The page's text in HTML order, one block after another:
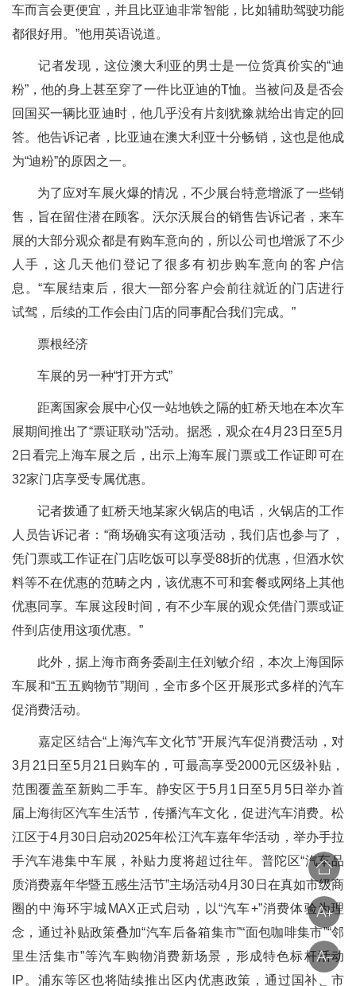
车而言会更便宜，并且比亚迪非常智能，比如辅助驾驶功能
都很好用。”他用英语说道。
记者发现，这位澳大利亚的男士是一位货真价实的“迪
粉”，他的身上甚至穿了一件比亚迪的T恤。当被问及是否会
回国买一辆比亚迪时，他几乎没有片刻犹豫就给出肯定的回
答。他告诉记者，比亚迪在澳大利亚十分畅销，这也是他成
为“迪粉”的原因之一。
为了应对车展火爆的情况，不少展台特意增派了一些销
售，旨在留住潜在顾客。沃尔沃展台的销售告诉记者，来车
展的大部分观众都是有购车意向的，所以公司也增派了不少
人手，这几天他们登记了很多有初步购车意向的客户信
息。“车展结束后，很大一部分客户会前往就近的门店进行
试驾，后续的工作会由门店的同事配合我们完成。”
票根经济
车展的另一种“打开方式”
距离国家会展中心仅一站地铁之隔的虹桥天地在本次车
展期间推出了“票证联动”活动。据悉，观众在4月23日至5月
2日看完上海车展之后，出示上海车展门票或工作证即可在
32家门店享受专属优惠。
记者拨通了虹桥天地某家火锅店的电话，火锅店的工作
人员告诉记者：“商场确实有这项活动，我们店也参与了，
凭门票或工作证在门店吃饭可以享受88折的优惠，但酒水饮
料等不在优惠的范畴之内，该优惠不可和套餐或网络上其他
优惠同享。车展这段时间，有不少车展的观众凭借门票或证
件到店使用这项优惠。”
此外，据上海市商务委副主任刘敏介绍，本次上海国际
车展和“五五购物节”期间，全市多个区开展形式多样的汽车
促消费活动。
嘉定区结合“上海汽车文化节”开展汽车促消费活动，对
3月21日至5月21日购车的，可最高享受2000元区级补贴，
范围覆盖至新购二手车。静安区于5月1日至5月5日举办首
届上海街区汽车生活节，传播汽车文化，促进汽车消费。松
江区于4月30日启动2025年松江汽车嘉年华活动，举办手拉
手汽车港集中车展，补贴力度将超过往年。普陀区“汽车品
质消费嘉年华暨五感生活节”主场活动4月30日在真如市级商
圈的中海环宇城MAX正式启动，以“汽车+”消费体验为理
念，通过补贴政策叠加“汽车后备箱集市”“面包咖啡集市”“邻
里生活集市”等汽车购物消费新场景，形成特色标杆活动
IP。浦东等区也将陆续推出区内优惠政策，通过国补、市